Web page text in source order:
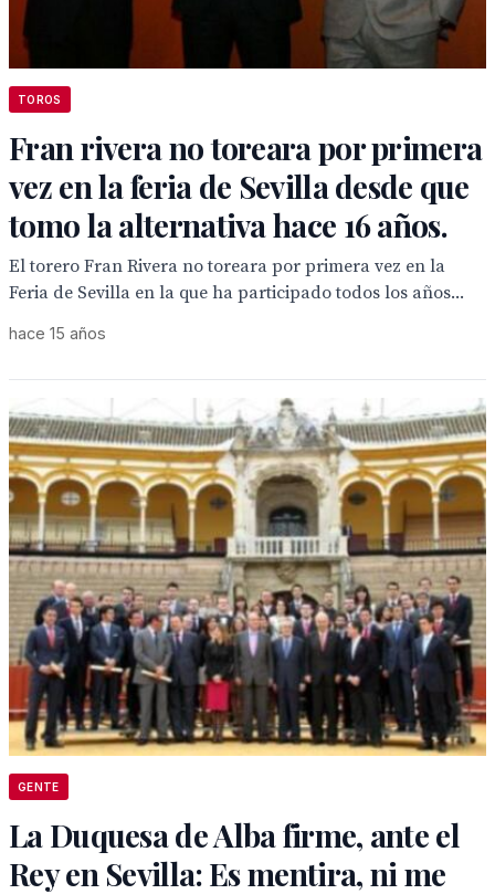
TOROS
Fran rivera no toreara por primera
vez en la feria de Sevilla desde que
tomo la alternativa hace 16 años.
El torero Fran Rivera no toreara por primera vez en la
Feria de Sevilla en la que ha participado todos los años...
hace 15 años
GENTE
La Duquesa de Alba firme, ante el
Rey en Sevilla: Es mentira, ni me